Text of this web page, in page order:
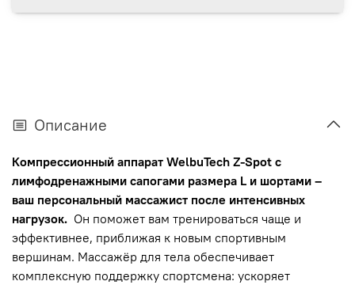
Описание
Компрессионный аппарат WelbuTech Z-Spot с
лимфодренажными сапогами размера L и шортами –
ваш персональный массажист после интенсивных
нагрузок. Он поможет вам тренироваться чаще и
эффективнее, приближая к новым спортивным
вершинам. Массажёр для тела обеспечивает
комплексную поддержку спортсмена: ускоряет